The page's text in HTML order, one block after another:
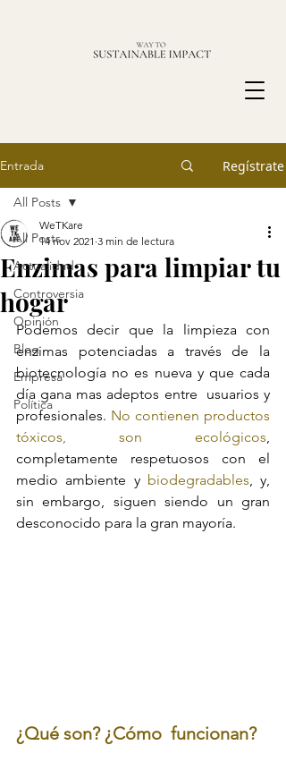
Entrada Regístrate
All Posts
Actualidad
Controversia
Opinión
Blog
Empresa
Política
All Posts
Enzimas para limpiar tu
hogar
WeTKare
14 nov 2021 3 min de lectura
Podemos decir que la limpieza con
enzimas potenciadas a través de la
biotecnología no es nueva y que cada
día gana mas adeptos entre  usuarios y
profesionales. No contienen productos
tóxicos, son ecológicos,
completamente respetuosos con el
medio ambiente y biodegradables, y,
sin embargo, siguen siendo un gran
desconocido para la gran mayoría.
¿Qué son? ¿Cómo  funcionan?